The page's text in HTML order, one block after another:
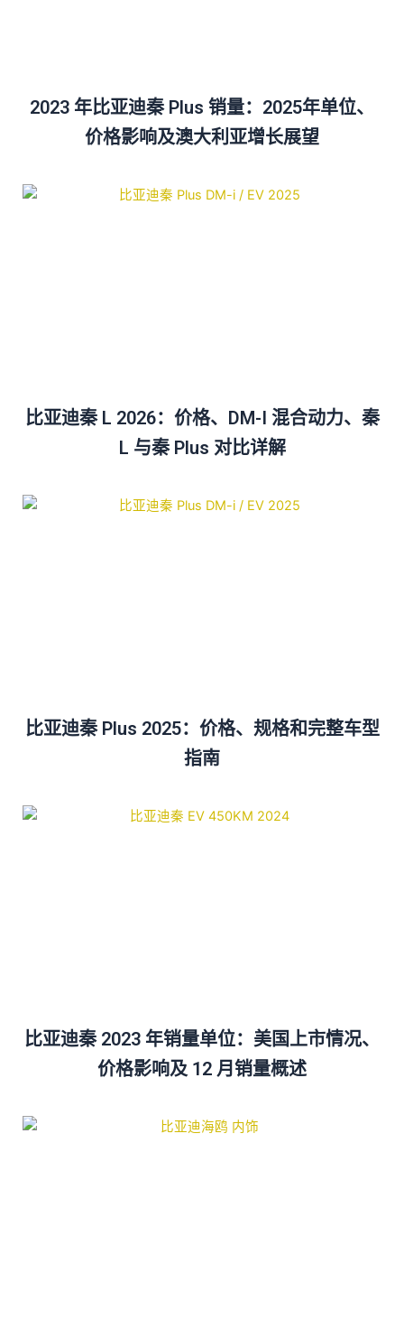
2023 年比亚迪秦 Plus 销量：2025年单位、
价格影响及澳大利亚增长展望
比亚迪秦 L 2026：价格、DM-I 混合动力、秦
L 与秦 Plus 对比详解
比亚迪秦 Plus 2025：价格、规格和完整车型
指南
比亚迪秦 2023 年销量单位：美国上市情况、
价格影响及 12 月销量概述